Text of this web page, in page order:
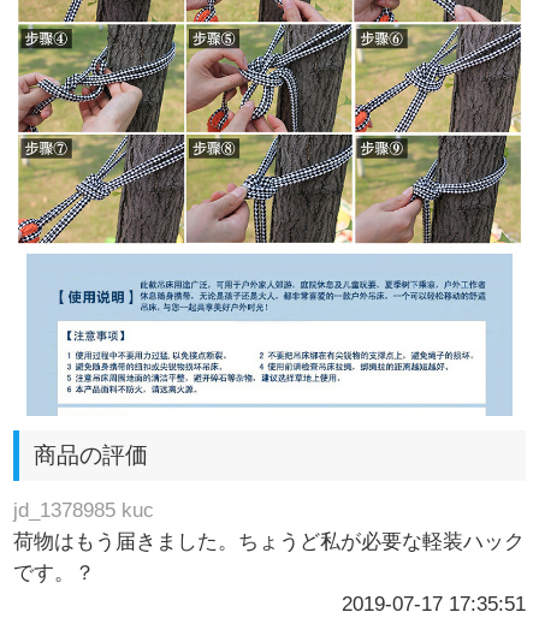
商品の評価
jd_1378985 kuc
荷物はもう届きました。ちょうど私が必要な軽装ハック
です。？
2019-07-17 17:35:51